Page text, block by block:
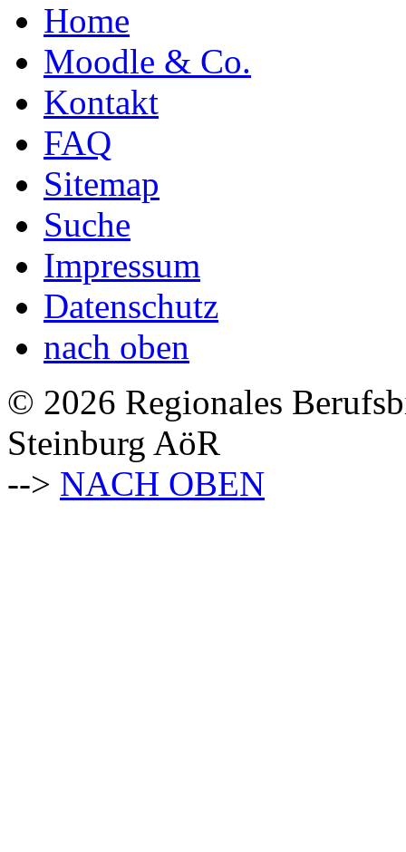
Home
Moodle & Co.
Kontakt
FAQ
Sitemap
Suche
Impressum
Datenschutz
nach oben
© 2026 Regionales
Steinburg AöR
--> NACH OBEN